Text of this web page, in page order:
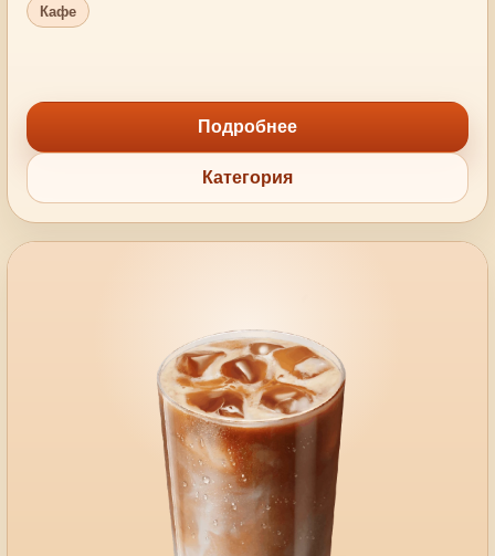
Кафе
Подробнее
Категория